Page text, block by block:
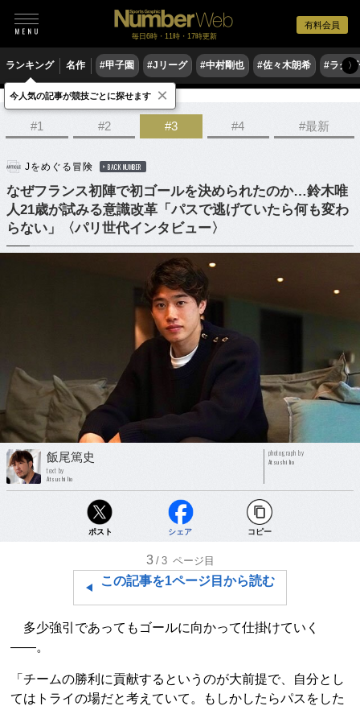
有料会員
毎日6時・11時・17時更新
ランキング 名作 #甲子園 #Jリーグ #中村剛也 #佐々木朗希 #ラグ〉
サッカー サッカー日本代表
#1 #2 #3 #4 #最新
Jをめぐる冒険 BACK NUMBER
なぜフランス初陣で初ゴールを決められたのか…鈴木唯
人21歳が試みる意識改革「パスで逃げていたら何も変わ
らない」〈パリ世代インタビュー〉
飯尾篤史
text by
Atsushi Iio
photograph by
Atsushi Iio
ポスト シェア コピー
3 /3 ページ目
この記事を1ページ目から読む
多少強引であってもゴールに向かって仕掛けていく
――。
「チームの勝利に貢献するというのが大前提で、自分とし
てはトライの場だと考えていて。もしかしたらパスをした
今人気の記事が競技ごとに探せます ×